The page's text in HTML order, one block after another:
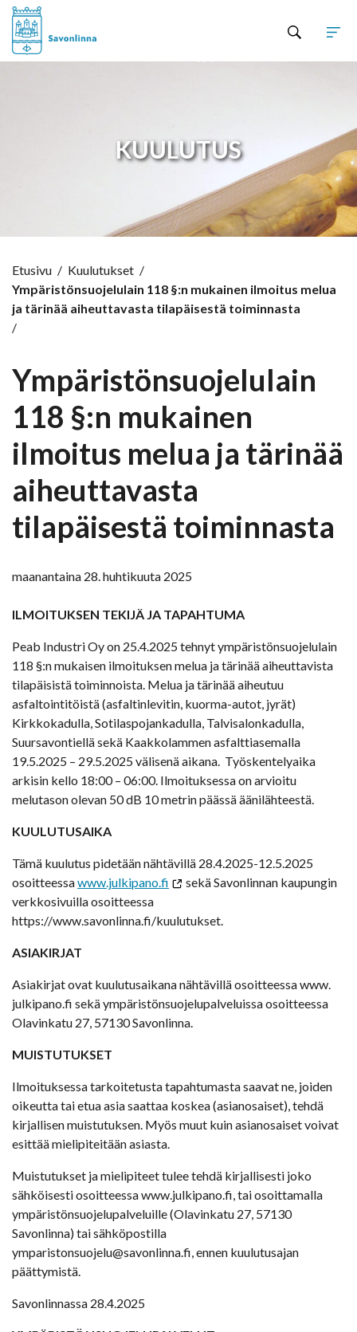
KUULUTUS
Etusivu / Kuulutukset /
Ympäristönsuojelulain 118 §:n mukainen ilmoitus melua
ja tärinää aiheuttavasta tilapäisestä toiminnasta
/
Ympäristönsuojelulain
118 §:n mukainen
ilmoitus melua ja tärinää
aiheuttavasta
tilapäisestä toiminnasta
maanantaina 28. huhtikuuta 2025
ILMOITUKSEN TEKIJÄ JA TAPAHTUMA
Peab Industri Oy on 25.4.2025 tehnyt ympäristönsuojelulain
118 §:n mukaisen ilmoituksen melua ja tärinää aiheuttavista
tilapäisistä toiminnoista. Melua ja tärinää aiheutuu
asfaltointitöistä (asfaltinlevitin, kuorma-autot, jyrät)
Kirkkokadulla, Sotilaspojankadulla, Talvisalonkadulla,
Suursavontiellä sekä Kaakkolammen asfalttiasemalla
19.5.2025 – 29.5.2025 välisenä aikana. Työskentelyaika
arkisin kello 18:00 – 06:00. Ilmoituksessa on arvioitu
melutason olevan 50 dB 10 metrin päässä äänilähteestä.
KUULUTUSAIKA
Tämä kuulutus pidetään nähtävillä 28.4.2025-12.5.2025
osoitteessawww.julkipano.fi
sekä Savonlinnan kaupungin
verkkosivuilla osoitteessa
https://www.savonlinna.fi/kuulutukset.
ASIAKIRJAT
Asiakirjat ovat kuulutusaikana nähtävillä osoitteessa www.
julkipano.fi sekä ympäristönsuojelupalveluissa osoitteessa
Olavinkatu 27, 57130 Savonlinna.
MUISTUTUKSET
Ilmoituksessa tarkoitetusta tapahtumasta saavat ne, joiden
oikeutta tai etua asia saattaa koskea (asianosaiset), tehdä
kirjallisen muistutuksen. Myös muut kuin asianosaiset voivat
esittää mielipiteitään asiasta.
Muistutukset ja mielipiteet tulee tehdä kirjallisesti joko
sähköisesti osoitteessa www.julkipano.fi, tai osoittamalla
ympäristönsuojelupalveluille (Olavinkatu 27, 57130
Savonlinna) tai sähköpostilla
ymparistonsuojelu@savonlinna.fi, ennen kuulutusajan
päättymistä.
Savonlinnassa 28.4.2025